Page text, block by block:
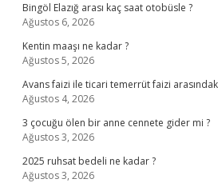
Bingöl Elazığ arası kaç saat otobüsle ?
Ağustos 6, 2026
Kentin maaşı ne kadar ?
Ağustos 5, 2026
Avans faizi ile ticari temerrüt faizi
Ağustos 4, 2026
3 çocuğu ölen bir anne cennete gider mi ?
Ağustos 3, 2026
2025 ruhsat bedeli ne kadar ?
Ağustos 3, 2026